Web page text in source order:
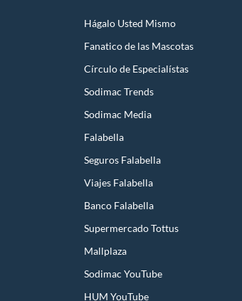
Hágalo Usted Mismo
Fanatico de las Mascotas
Círculo de Especialístas
Sodimac Trends
Sodimac Media
Falabella
Seguros Falabella
Viajes Falabella
Banco Falabella
Supermercado Tottus
Mallplaza
Sodimac YouTube
HUM YouTube